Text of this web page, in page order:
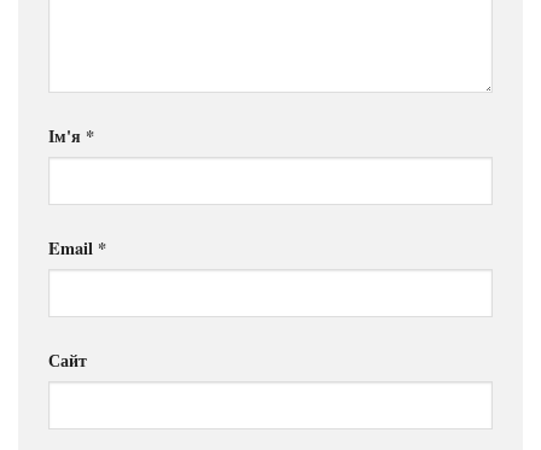
Ім'я *
Email *
Сайт